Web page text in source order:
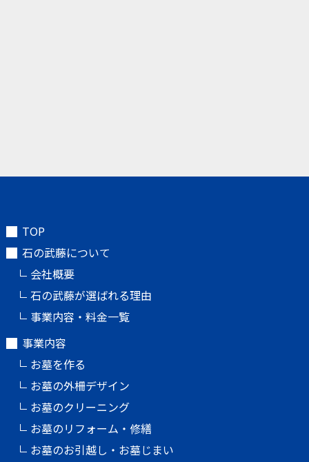
TOP
石の武藤について
会社概要
石の武藤が選ばれる理由
事業内容・料金一覧
事業内容
お墓を作る
お墓の外柵デザイン
お墓のクリーニング
お墓のリフォーム・修繕
お墓のお引越し・お墓じまい